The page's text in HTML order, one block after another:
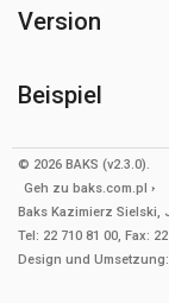
Version
Beispiel
© 2026 BAKS (v2.3.0).
Geh zu baks.com.pl
Baks Kazimierz Sielski,
Tel: 22 710 81 00, Fax:
Design und Umsetzung: